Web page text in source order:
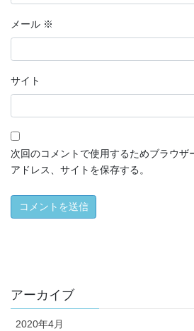
メール ※
サイト
次回のコメントで使用するためブラウザ
アドレス、サイトを保存する。
アーカイブ
2020年4月